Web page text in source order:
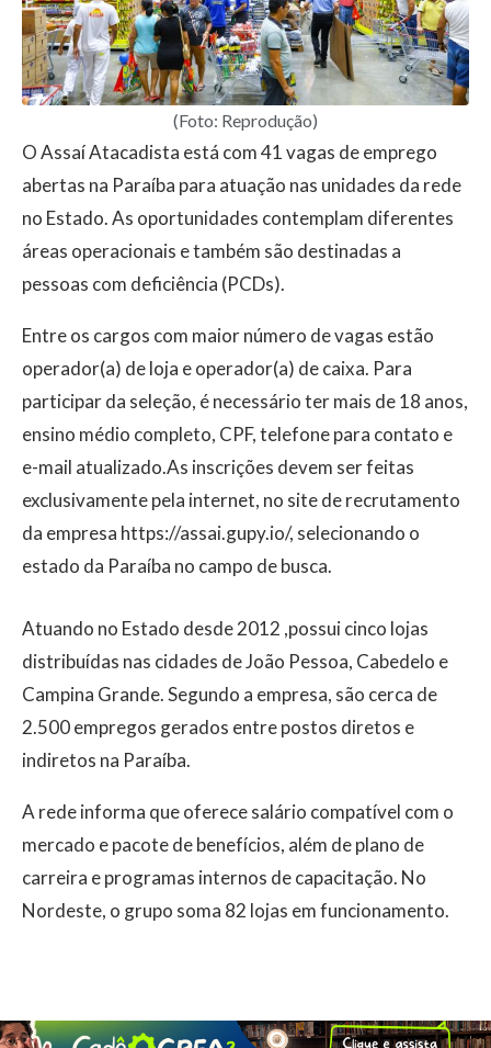
(Foto: Reprodução)
O Assaí Atacadista está com 41 vagas de emprego
abertas na Paraíba para atuação nas unidades da rede
no Estado. As oportunidades contemplam diferentes
áreas operacionais e também são destinadas a
pessoas com deficiência (PCDs).
Entre os cargos com maior número de vagas estão
operador(a) de loja e operador(a) de caixa. Para
participar da seleção, é necessário ter mais de 18 anos,
ensino médio completo, CPF, telefone para contato e
e-mail atualizado.As inscrições devem ser feitas
exclusivamente pela internet, no site de recrutamento
da empresa https://assai.gupy.io/, selecionando o
estado da Paraíba no campo de busca.
Atuando no Estado desde 2012 ,possui cinco lojas
distribuídas nas cidades de João Pessoa, Cabedelo e
Campina Grande. Segundo a empresa, são cerca de
2.500 empregos gerados entre postos diretos e
indiretos na Paraíba.
A rede informa que oferece salário compatível com o
mercado e pacote de benefícios, além de plano de
carreira e programas internos de capacitação. No
Nordeste, o grupo soma 82 lojas em funcionamento.